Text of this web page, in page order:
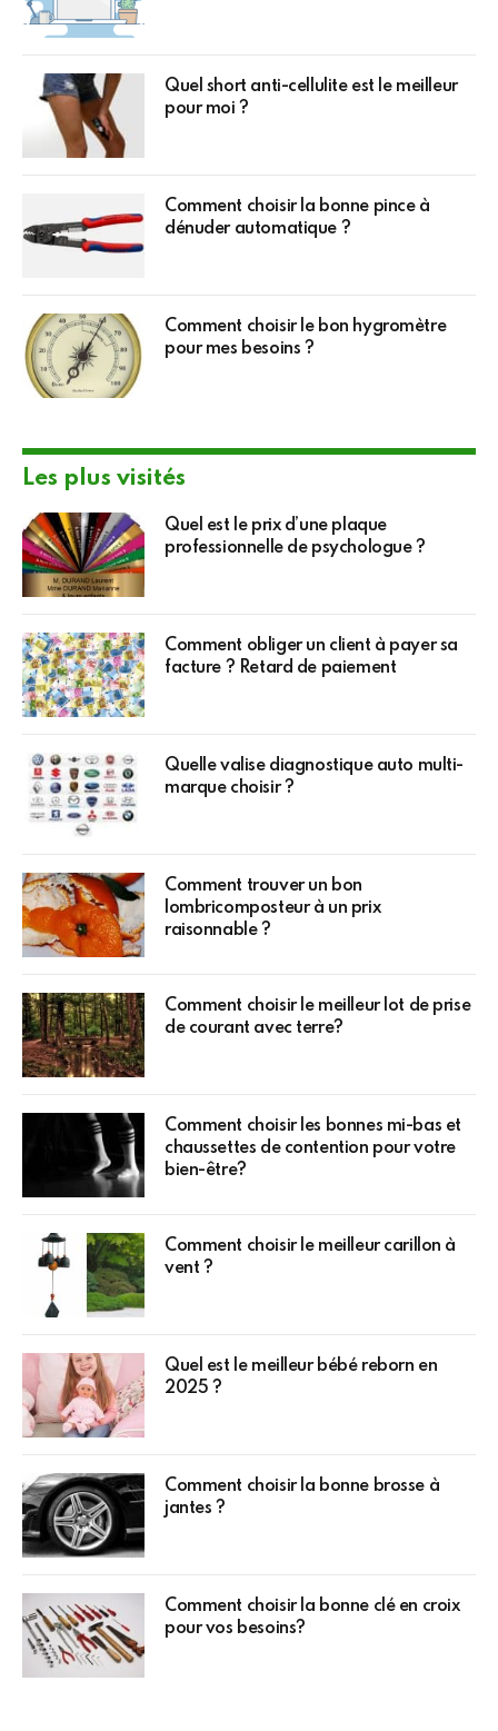
Quel short anti-cellulite est le meilleur
pour moi ?
Comment choisir la bonne pince à
dénuder automatique ?
Comment choisir le bon hygromètre
pour mes besoins ?
Les plus visités
Quel est le prix d’une plaque
professionnelle de psychologue ?
Comment obliger un client à payer sa
facture ? Retard de paiement
Quelle valise diagnostique auto multi-
marque choisir ?
Comment trouver un bon
lombricomposteur à un prix
raisonnable ?
Comment choisir le meilleur lot de prise
de courant avec terre?
Comment choisir les bonnes mi-bas et
chaussettes de contention pour votre
bien-être?
Comment choisir le meilleur carillon à
vent ?
Quel est le meilleur bébé reborn en
2025 ?
Comment choisir la bonne brosse à
jantes ?
Comment choisir la bonne clé en croix
pour vos besoins?